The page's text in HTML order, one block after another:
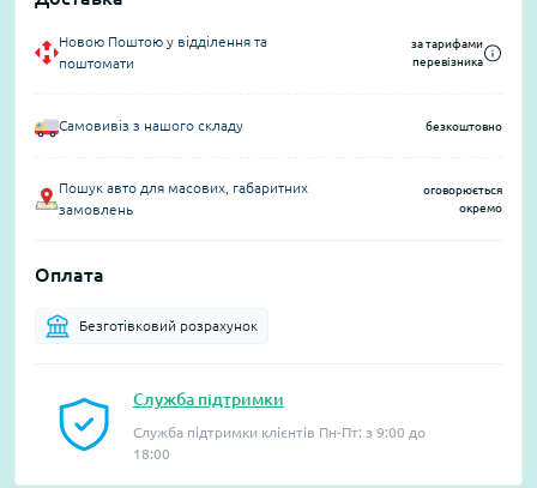
Новою Поштою у відділення та
поштомати
за тарифами
перевізника
Самовивіз з нашого складу безкоштовно
Пошук авто для масових, габаритних
замовлень
оговорюється
окремо
Оплата
Безготівковий розрахунок
Служба підтримки
Служба підтримки клієнтів Пн-Пт: з 9:00 до
18:00